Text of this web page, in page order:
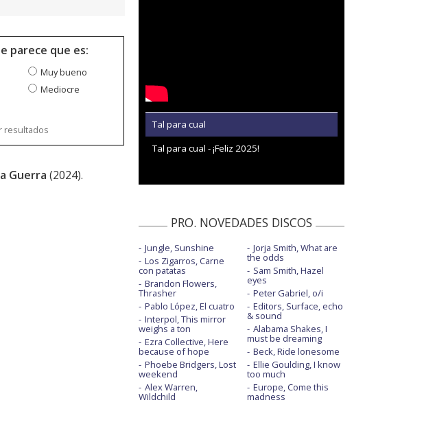
parece que es:
Muy bueno
Mediocre
resultados
Guerra (2024).
Tal para cual
Tal para cual - ¡Feliz 2025!
PRO. NOVEDADES DISCOS
Jungle, Sunshine
Los Zigarros, Carne
con patatas
Brandon Flowers,
Thrasher
Pablo López, El cuatro
Interpol, This mirror
weighs a ton
Ezra Collective, Here
because of hope
Phoebe Bridgers, Lost
weekend
Alex Warren,
Wildchild
Jorja Smith, What are
the odds
Sam Smith, Hazel
eyes
Peter Gabriel, o/i
Editors, Surface, echo
& sound
Alabama Shakes, I
must be dreaming
Beck, Ride lonesome
Ellie Goulding, I know
too much
Europe, Come this
madness